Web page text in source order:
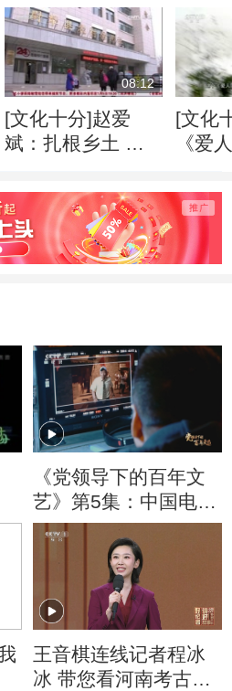
08:12
[文化十分]赵爱
斌：扎根乡土 描
[文化
《爱
春史
《党领导下的百年文
艺》第5集：中国电影
人用特殊的方式为新
中国的70岁生日献礼
王音棋连线记者程冰
冰 带您看河南考古发